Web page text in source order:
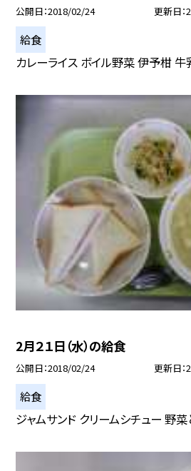
公開日 2018/02/24 更新日
給食
カレーライス ボイル野菜 伊予柑 牛
2月２１日（水）の給食
公開日 2018/02/24 更新日
給食
ジャムサンド クリームシチュー 野